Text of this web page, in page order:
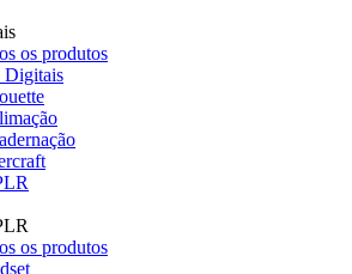
os produtos
Digitais
os produtos